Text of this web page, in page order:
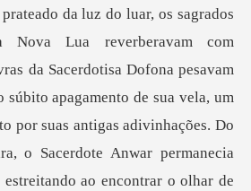
os
Lua reverberavam com
da Sacerdotisa Dofona pesavam
súbito apagamento de sua vela, um